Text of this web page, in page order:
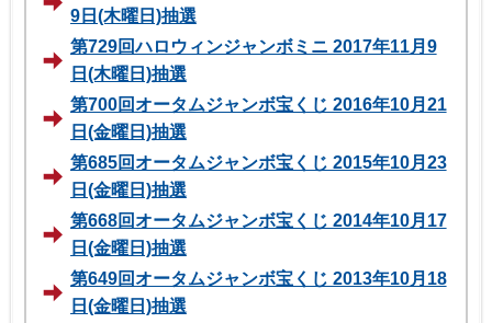
9日(木曜日)抽選
第729回ハロウィンジャンボミニ 2017年11月9
日(木曜日)抽選
第700回オータムジャンボ宝くじ 2016年10月21
日(金曜日)抽選
第685回オータムジャンボ宝くじ 2015年10月23
日(金曜日)抽選
第668回オータムジャンボ宝くじ 2014年10月17
日(金曜日)抽選
第649回オータムジャンボ宝くじ 2013年10月18
日(金曜日)抽選